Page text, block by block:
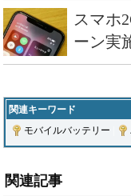
スマホ
ーン実
関連キーワード
モバイルバッテリー
関連記事